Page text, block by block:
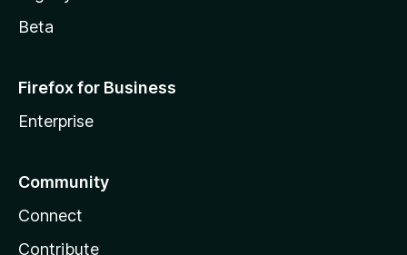
Beta
Firefox for Business
Enterprise
Community
Connect
Contribute